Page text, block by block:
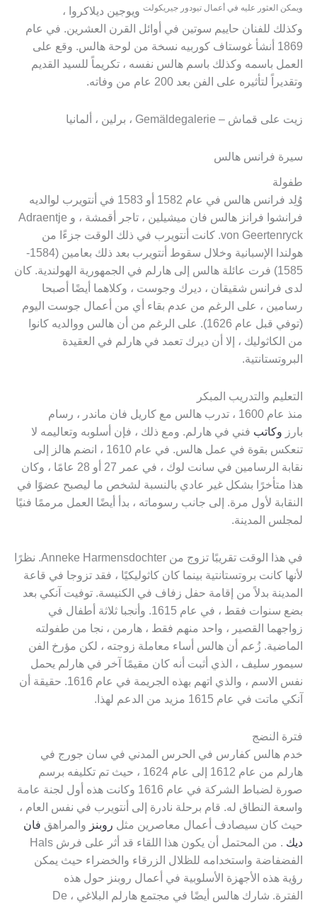
ويمكن العثور عليه في أعمال تيودور جيريكولت ويوجين ديلاكروا ،
وكذلك للفنان حاييم سوتين في أوائل القرن العشرين. في عام
1869 أنشأ غوستاف كوربيه نسخة من لوحة هالس. وقع على
العمل باسمه وكذلك باسم هالس نفسه ، تكريماً للسيد القديم
وتقديراً لتأثيره على الفن بعد 200 عام من وفاته.
زيت على قماش – Gemäldegalerie ، برلين ، ألمانيا
سيرة فرانس هالس
طفولة
وُلِد فرانس هالس في عام 1582 أو 1583 في أنتويرب لوالديه
فرانشوا فرانز هالس فان ميشيلين ، تاجر أقمشة ، و Adraentje
von Geertenryck. كانت أنتويرب في ذلك الوقت جزءًا من
هولندا الإسبانية وخلال سقوط أنتويرب بعد ذلك بعامين (1584-
1585) فرت عائلة هالس إلى هارلم في الجمهورية الهولندية. كان
لدى فرانس شقيقان ، ديرك وجوست ، وكلاهما أيضًا أصبحا
رسامين ، على الرغم من عدم بقاء أي من أعمال جوست اليوم
(توفي قبل عام 1626). على الرغم من أن هالس ووالديه كانوا
من الكاثوليك ، إلا أن ديرك تعمد في هارلم في العقيدة
البروتستانتية.
التعليم والتدريب المبكر
منذ عام 1600 ، تدرب هالس مع كاريل فان ماندر ، رسام
بارز وكاتب فني في هارلم. ومع ذلك ، فإن أسلوبه وتعاليمه لا
تنعكس بقوة في عمل هالس. في عام 1610 ، انضم هالز إلى
نقابة الرسامين في سانت لوك ، في عمر 27 أو 28 عامًا ، وكان
هذا متأخرًا بشكل غير عادي بالنسبة لشخص ما ليصبح عضوًا في
النقابة لأول مرة. إلى جانب رسوماته ، بدأ أيضًا العمل مرممًا فنيًا
لمجلس المدينة.
في هذا الوقت تقريبًا تزوج من Anneke Harmensdochter. نظرًا
لأنها كانت بروتستانتية بينما كان كاثوليكيًا ، فقد تزوجا في قاعة
المدينة بدلاً من إقامة حفل زفاف في الكنيسة. توفيت آنكي بعد
بضع سنوات فقط ، في عام 1615. وأنجبا ثلاثة أطفال في
زواجهما القصير ، واحد منهم فقط ، هارمن ، نجا من طفولته
الماضية. زُعم أن هالس أساء معاملة زوجته ، لكن مؤرخ الفن
سيمور سليف ، الذي أثبت أنه كان مقيمًا آخر في هارلم يحمل
نفس الاسم ، والذي اتهم بهذه الجريمة في عام 1616. حقيقة أن
آنكي ماتت في عام 1615 مزيد من الدعم لهذا.
فترة النضج
خدم هالس كفارس في الحرس المدني في سان جورج في
هارلم من عام 1612 إلى عام 1624 ، حيث تم تكليفه برسم
صورة لضباط الشركة في عام 1616 وكانت هذه أول لجنة عامة
واسعة النطاق له. قام برحلة نادرة إلى أنتويرب في نفس العام ،
حيث كان سيصادف أعمال معاصرين مثل روبنز والمراهق فان
ديك
. من المحتمل أن يكون هذا اللقاء قد أثر على فرش Hals
الفضفاضة واستخدامه للظلال الزرقاء والخضراء حيث يمكن
رؤية هذه الأجهزة الأسلوبية في أعمال روبنز حول هذه
الفترة. شارك هالس أيضًا في مجتمع هارلم البلاغي ، De